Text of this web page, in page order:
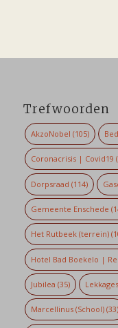
Trefwoorden
AkzoNobel (105)
Coronacrisis | Covid19
Dorpsraad (114)
Gemeente Enschede
Het Rutbeek (terrein)
Hotel Bad Boekelo |
Jubilea (35) Lekkages
Marcellinus (School)(33)